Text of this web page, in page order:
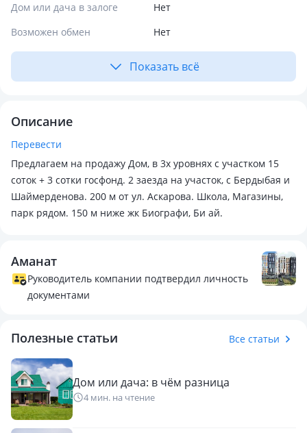
Дом или дача в залоге
Нет
Возможен обмен
Нет
Показать всё
Описание
Перевести
Предлагаем на продажу Дом, в 3х уровнях с участком 15
соток + 3 сотки госфонд. 2 заезда на участок, с Бердыбая и
Шаймерденова. 200 м от ул. Аскарова. Школа, Магазины,
парк рядом. 150 м ниже жк Биографи, Би ай.
Аманат
Руководитель компании подтвердил личность
документами
Полезные статьи Все статьи
Дом или дача: в чём разница
4 мин. на чтение